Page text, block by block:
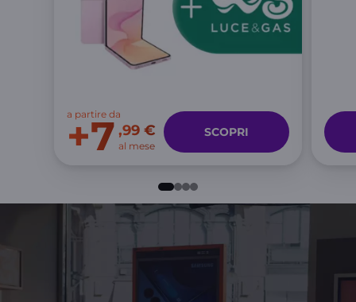
a partire da
+7 ,99 €
al mese
SCOPRI